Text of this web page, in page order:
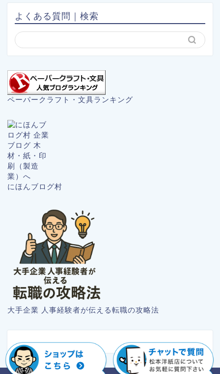
よくある質問｜検索
ペーパークラフト・文具ランキング
にほんブログ村
大手企業 人事経験者が伝える転職の攻略法